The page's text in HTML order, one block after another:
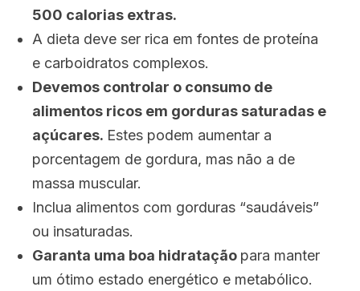
500 calorias extras.
A dieta deve ser rica em fontes de proteína
e carboidratos complexos.
Devemos controlar o consumo de
alimentos ricos em gorduras saturadas e
açúcares. Estes podem aumentar a
porcentagem de gordura, mas não a de
massa muscular.
Inclua alimentos com gorduras “saudáveis”
ou insaturadas.
Garanta uma boa hidratação para manter
um ótimo estado energético e metabólico.